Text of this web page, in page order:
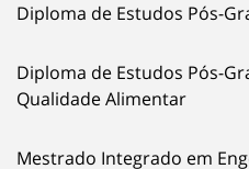
Diploma de Estudos Pós-
Diploma de Estudos Pós-
Qualidade Alimentar
Mestrado Integrado em